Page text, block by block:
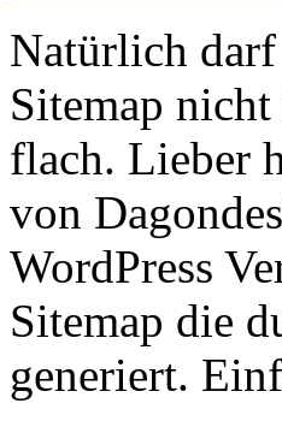
Natürlich darf
Sitemap
flach. Lieber
von
WordPress
Sitemap die
generiert.